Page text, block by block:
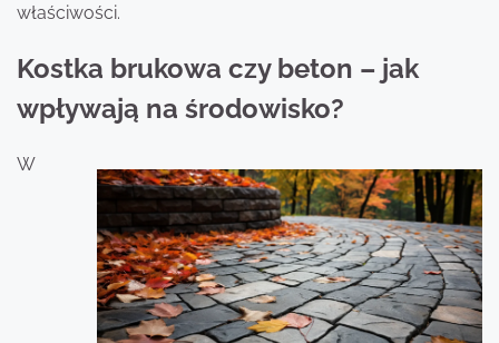
właściwości.
Kostka brukowa czy beton – jak
wpływają na środowisko?
W